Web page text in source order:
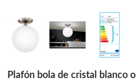
Plafón bola de cristal blanco